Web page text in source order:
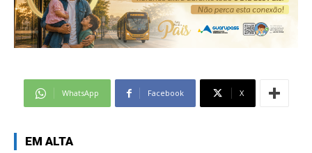
WhatsApp Facebook X
EM ALTA